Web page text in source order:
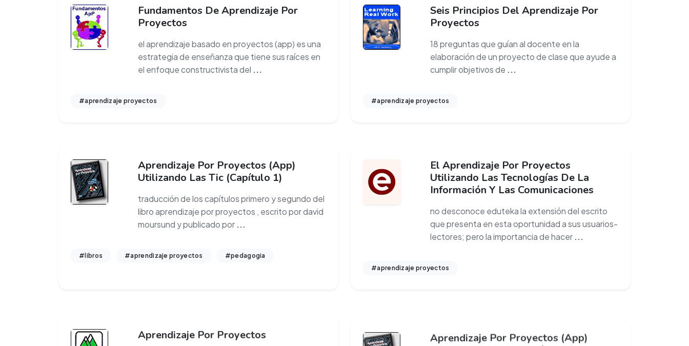
Fundamentos De Aprendizaje Por
Proyectos
el aprendizaje basado en proyectos (app) es una
estrategia de enseñanza que tiene sus raíces en
el enfoque constructivista del ...
#aprendizaje proyectos
Seis Principios Del Aprendizaje Por
Proyectos
18 preguntas que guían al docente en la
elaboración de un proyecto de clase que ayude a
cumplir objetivos de ...
#aprendizaje proyectos
Aprendizaje Por Proyectos (App)
Utilizando Las Tic (Capítulo 1)
traducción de los capítulos primero y segundo del
libro aprendizaje por proyectos , escrito por david
moursund y publicado por ...
#libros #aprendizaje proyectos #pedagogia
El Aprendizaje Por Proyectos
Utilizando Las Tecnologías De La
Información Y Las Comunicaciones
no desconoce eduteka la extensión del escrito
que presenta en esta oportunidad a sus usuarios-
lectores; pero la importancia de hacer ...
#aprendizaje proyectos
Aprendizaje Por Proyectos
Aprendizaje Por Proyectos (App)